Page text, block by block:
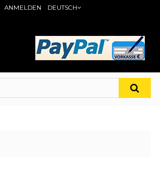
ANMELDEN DEUTSCH